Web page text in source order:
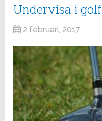
Undervisa i golf
2 februari, 2017